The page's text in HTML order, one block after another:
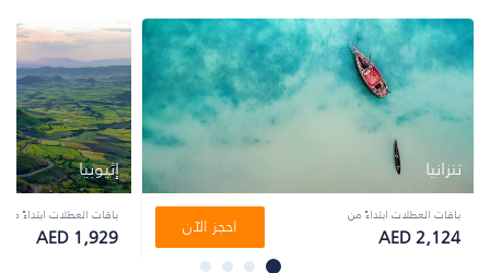
إثيوبيا
باقات العطلات ابتداءً من
AED 1,929
تنزانيا
باقات العطلات ابتداءً من
AED 2,124 احجز الآن